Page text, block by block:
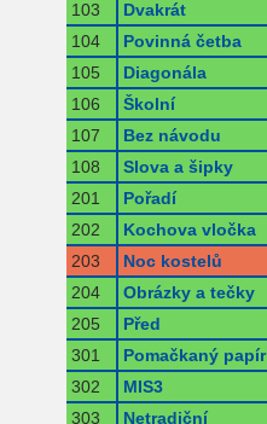
103
Dvakrát
104
Povinná četba
105
Diagonála
106
Školní
107
Bez návodu
108
Slova a šipky
201
Pořadí
202
Kochova vločka
203
Noc kostelů
204
Obrázky a tečky
205
Před
301
Pomačkaný papír
302
MIS3
303
Netradiční